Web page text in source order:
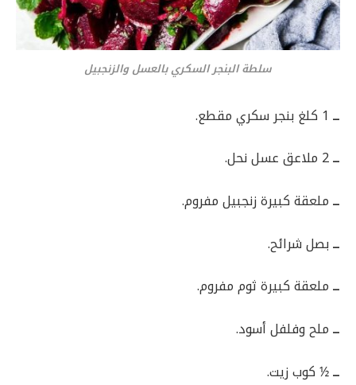
سلطة البنجر السكري بالعسل والزنجبيل
ــ 1 كلغ بنجر سكري مقطع.
ــ2 ملاعق عسل نحل.
ــملعقة كبيرة زنجبيل مفروم.
ــبصل شرائح.
ــملعقة كبيرة ثوم مفروم.
ــملح وفلفل أسود.
ــ½ كوب زيت.